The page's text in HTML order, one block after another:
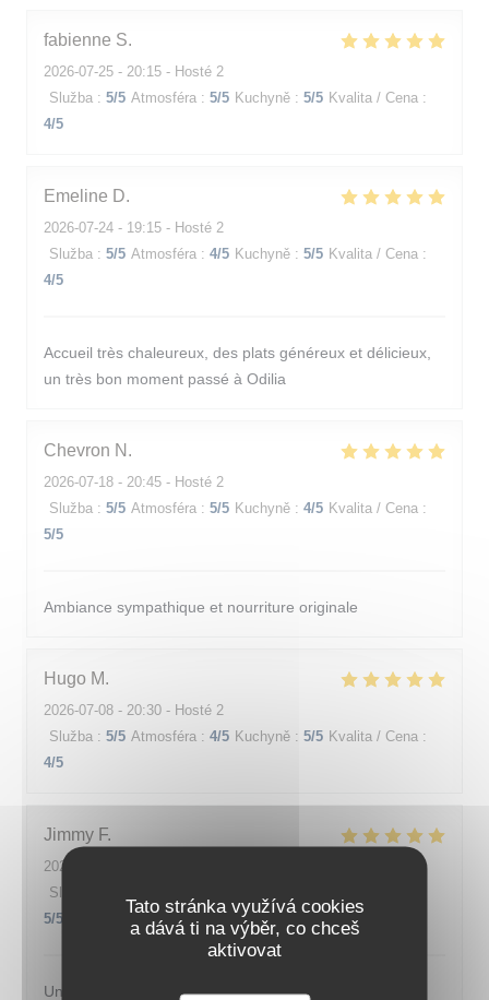
Tato stránka využívá cookies
a dává ti na výběr, co chceš
aktivovat
fabienne S
2026-07-25 - 20:15 - Hosté 2
Služba : 5/5 Atmosféra : 5/5 Kuchyně : 5/5 Kvalita / Cena :
4/5
Emeline D
2026-07-24 - 19:15 - Hosté 2
Služba : 5/5 Atmosféra : 4/5 Kuchyně : 5/5 Kvalita / Cena :
4/5
Accueil très chaleureux, des plats généreux et délicieux,
un très bon moment passé à Odilia
Chevron N
2026-07-18 - 20:45 - Hosté 2
Služba : 5/5 Atmosféra : 5/5 Kuchyně : 4/5 Kvalita / Cena :
5/5
Ambiance sympathique et nourriture originale
Hugo M
2026-07-08 - 20:30 - Hosté 2
Služba : 5/5 Atmosféra : 4/5 Kuchyně : 5/5 Kvalita / Cena :
4/5
Jimmy F
2026-07-07
Služba
5/5
Un lieu magnifique et une cuisine incroyable , merci.